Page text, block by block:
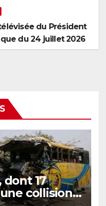
du Président
du 24 juillet 2026
dont 17
collision